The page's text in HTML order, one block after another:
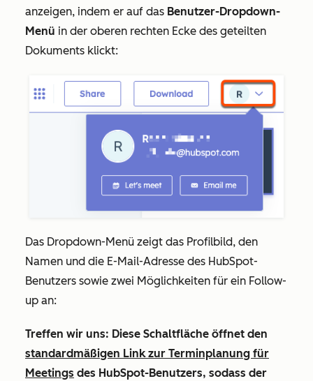
anzeigen, indem er auf das Benutzer-Dropdown-
Menü in der oberen rechten Ecke des geteilten
Dokuments klickt:
Das Dropdown-Menü zeigt das Profilbild, den
Namen und die E-Mail-Adresse des HubSpot-
Benutzers sowie zwei Möglichkeiten für ein Follow-
up an:
Treffen wir uns: Diese Schaltfläche öffnet den
standardmäßigen Link zur Terminplanung für
Meetings des HubSpot-Benutzers, sodass der